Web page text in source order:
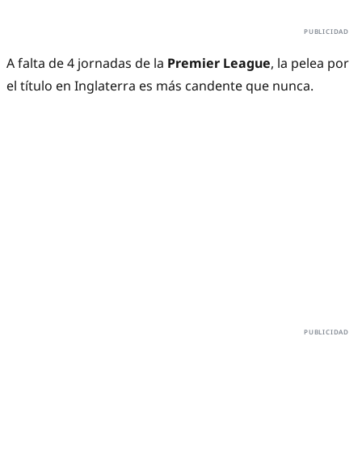
A falta de 4 jornadas de la Premier League, la pelea por
el título en Inglaterra es más candente que nunca.